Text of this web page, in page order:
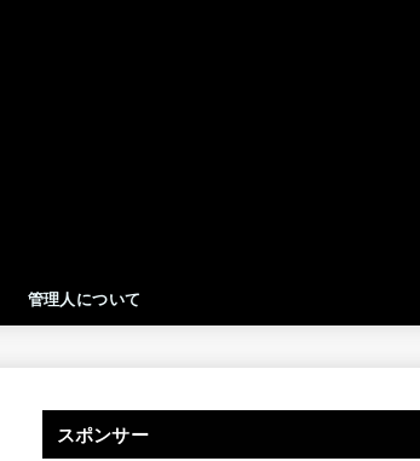
管理人について
スポンサー